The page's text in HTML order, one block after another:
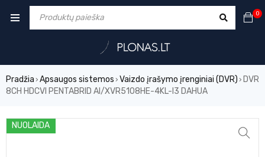
0
Pradžia › Apsaugos sistemos › Vaizdo įrašymo įrenginiai (DVR) › DVR
8CH HDCVI PENTABRID AI/XVR5108HE-4KL-I3 DAHUA
NUOLAIDA